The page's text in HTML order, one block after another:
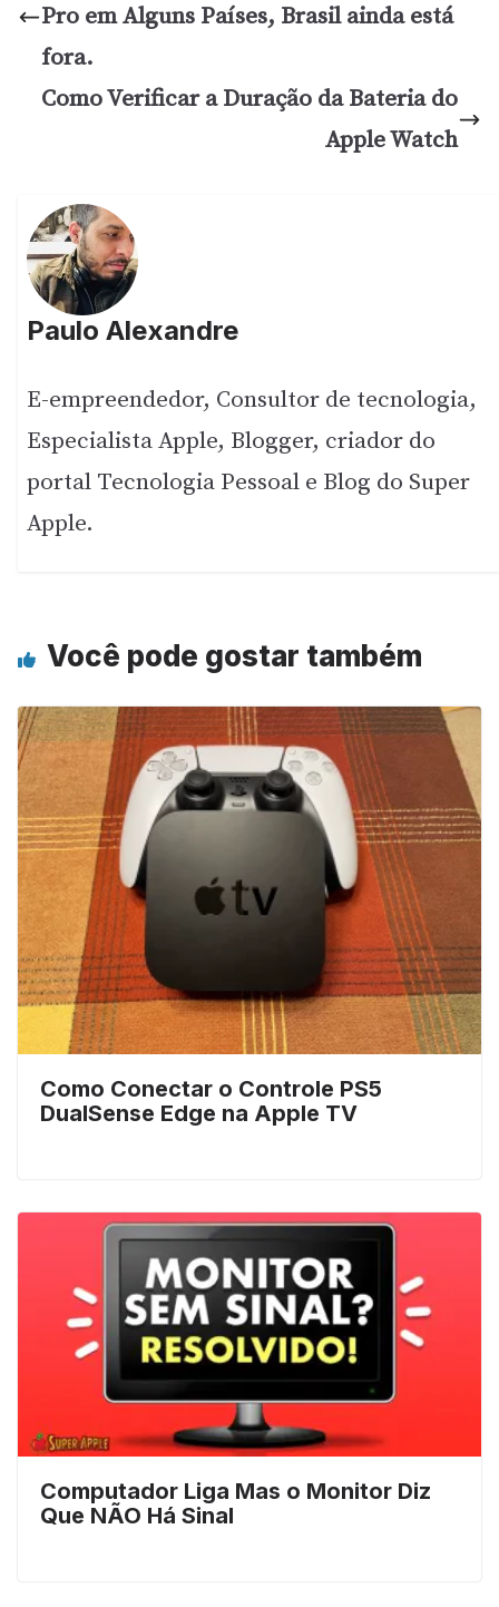
Pro em Alguns Países, Brasil ainda está
fora.
Como Verificar a Duração da Bateria do
Apple Watch
Paulo Alexandre
E-empreendedor, Consultor de tecnologia,
Especialista Apple, Blogger, criador do
portal Tecnologia Pessoal e Blog do Super
Apple.
Você pode gostar também
Como Conectar o Controle PS5
DualSense Edge na Apple TV
Computador Liga Mas o Monitor Diz
Que NÃO Há Sinal